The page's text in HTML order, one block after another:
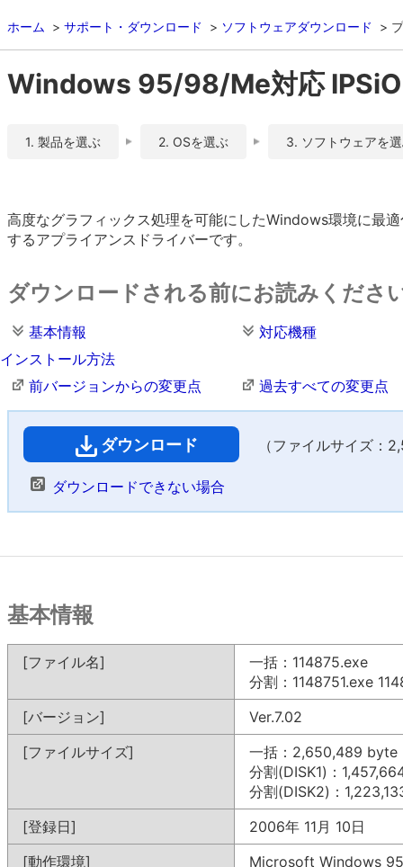
ホーム サポート・ダウンロード ソフトウェアダウンロード
Windows 95/98/Me対応
1. 製品を選ぶ 2. OSを選ぶ 3. ソフトウェアを
高度なグラフィックス処理を可能にしたWindows環境に最
するアプライアンスドライバーです。
ダウンロードされる前にお読みくださ
基本情報
対応機種
インストール方法
前バージョンからの変更点
過去すべての変更点
ダウンロード （ファイルサイズ：
ダウンロードできない場合
基本情報
[ファイル名]
一括：114875.exe
分割：1148751.exe
[バージョン]
Ver.7.02
[ファイルサイズ]
一括：2,650,489 byte
分割(DISK1)：
分割(DISK2)：
[登録日]
2006年 11月 10日
[動作環境]
Microsoft Windows